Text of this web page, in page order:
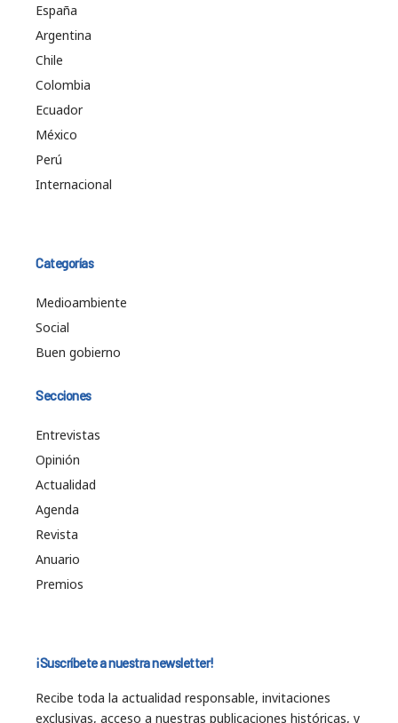
España
Argentina
Chile
Colombia
Ecuador
México
Perú
Internacional
Categorías
Medioambiente
Social
Buen gobierno
Secciones
Entrevistas
Opinión
Actualidad
Agenda
Revista
Anuario
Premios
¡Suscríbete a nuestra newsletter!
Recibe toda la actualidad responsable, invitaciones
exclusivas, acceso a nuestras publicaciones históricas, y